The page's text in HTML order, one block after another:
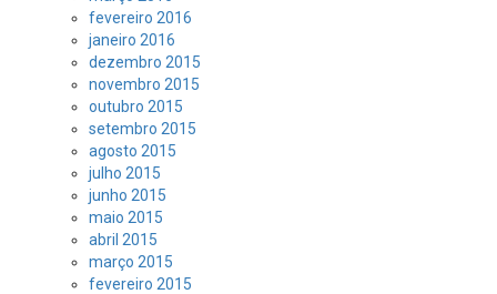
fevereiro 2016
janeiro 2016
dezembro 2015
novembro 2015
outubro 2015
setembro 2015
agosto 2015
julho 2015
junho 2015
maio 2015
abril 2015
março 2015
fevereiro 2015